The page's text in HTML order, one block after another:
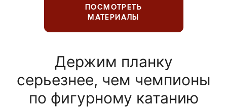
ПОСМОТРЕТЬ
МАТЕРИАЛЫ
Держим планку
серьезнее, чем чемпионы
по фигурному катанию